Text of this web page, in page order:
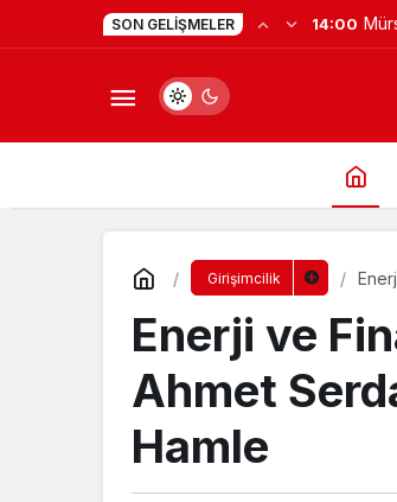
SON GELIŞMELER
Girişimcilik
Enerji ve
Ahmet
Hamle